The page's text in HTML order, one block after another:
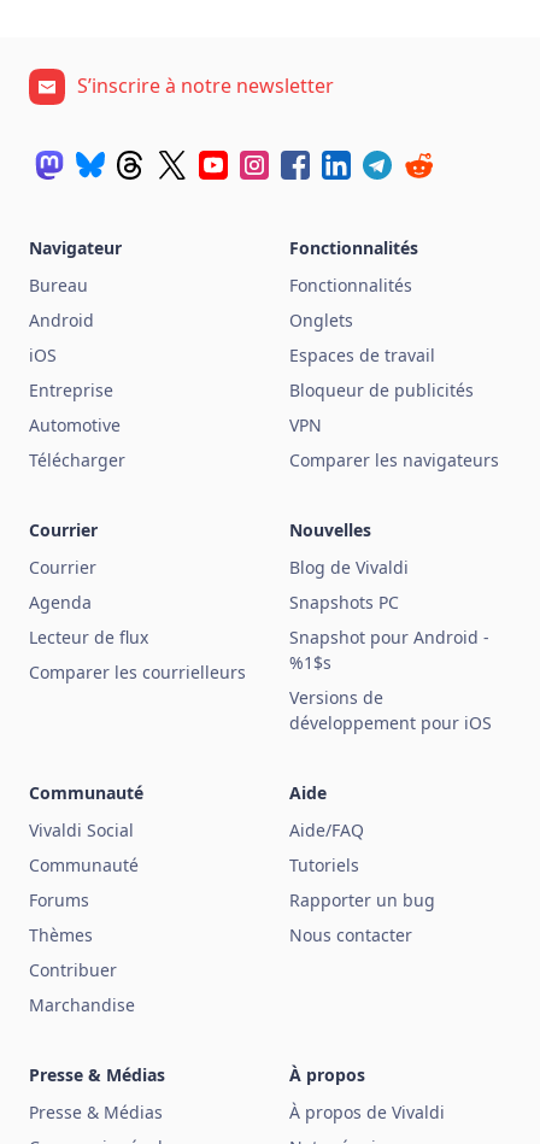
S’inscrire à notre newsletter
Navigateur
Bureau
Android
iOS
Entreprise
Automotive
Télécharger
Fonctionnalités
Fonctionnalités
Onglets
Espaces de travail
Bloqueur de publicités
VPN
Comparer les navigateurs
Courrier
Courrier
Agenda
Lecteur de flux
Comparer les courrielleurs
Nouvelles
Blog de Vivaldi
Snapshots PC
Snapshot pour Android -
%1$s
Versions de
développement pour iOS
Communauté
Vivaldi Social
Communauté
Forums
Thèmes
Contribuer
Marchandise
Aide
Aide/FAQ
Tutoriels
Rapporter un bug
Nous contacter
Presse & Médias
Presse & Médias
À propos
À propos de Vivaldi